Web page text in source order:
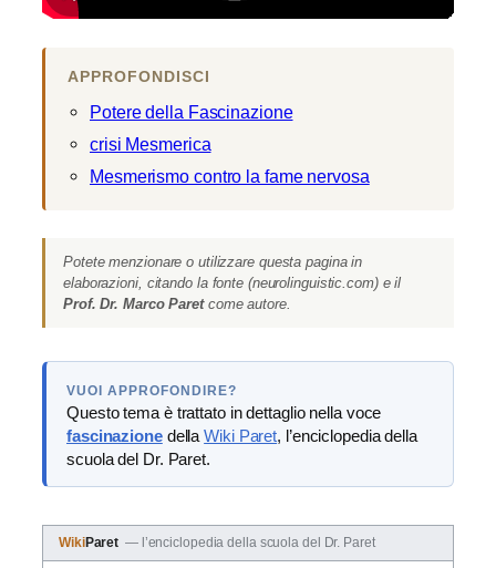
APPROFONDISCI
Potere della Fascinazione
crisi Mesmerica
Mesmerismo contro la fame nervosa
Potete menzionare o utilizzare questa pagina in
elaborazioni, citando la fonte (neurolinguistic.com) e il
Prof. Dr. Marco Paretcome autore.
VUOI APPROFONDIRE?
Questo tema è trattato in dettaglio nella voce
fascinazionedellaWiki Paret, l’enciclopedia della
scuola del Dr. Paret.
WikiParet — l’enciclopedia della scuola del Dr. Paret